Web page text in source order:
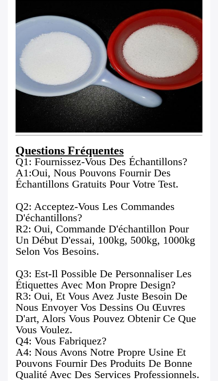
Questions Fréquentes
Q1: Fournissez-Vous Des Échantillons?
A1:Oui, Nous Pouvons Fournir Des
Échantillons Gratuits Pour Votre Test.
Q2: Acceptez-Vous Les Commandes
D'échantillons?
R2: Oui, Commande D'échantillon Pour
Un Début D'essai, 100kg, 500kg, 1000kg
Selon Vos Besoins.
Q3: Est-Il Possible De Personnaliser Les
Étiquettes Avec Mon Propre Design?
R3: Oui, Et Vous Avez Juste Besoin De
Nous Envoyer Vos Dessins Ou Œuvres
D'art, Alors Vous Pouvez Obtenir Ce Que
Vous Voulez.
Q4: Vous Fabriquez?
A4: Nous Avons Notre Propre Usine Et
Pouvons Fournir Des Produits De Bonne
Qualité Avec Des Services Professionnels.